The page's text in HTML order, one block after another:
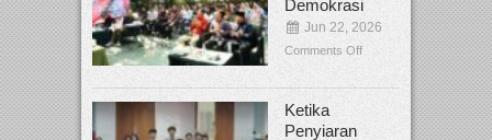
Demokrasi
Jun 22, 2026
Comments Off
Ketika
Penyiaran